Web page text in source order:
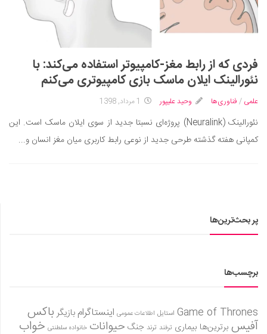
رستوران گردی
آشپزی
ایران گردی
جهان گردی
موفقیت و مهارت‌های فردی
بیماری و درمان
کودک و مادر
روانشناسی
مراکز پزشکی و دارویی
فرهنگ و هنر
فردی که از رابط مغز-کامپیوتر استفاده می‌کند: با
نئورالینک ایلان ماسک بازی کامپیوتری می‌کنم
علمی / فناوری‌ها وحید علیپور 1 مرداد, 1398
نئورالینک (Neuralink) پروژه‌ای نسبتا جدید از سوی ایلان ماسک است. این
کمپانی هفته گذشته طرحی جدید از نوعی رابط کاربری میان مغز انسان و...
پر بحث‌ترین‌ها
برچسب‌ها
Game of Thrones استایل اطلاعات عمومی اینستاگرام بازیگر باکس
آفیس برترین‌ها بیماری ترفند ترند جنگ حیوانات خانواده سلطنتی خواب